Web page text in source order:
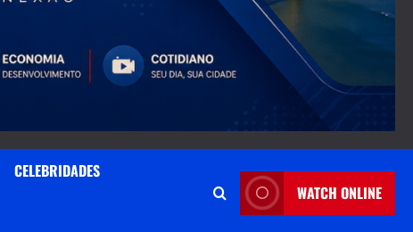
CELEBRIDADES
WATCH ONLINE